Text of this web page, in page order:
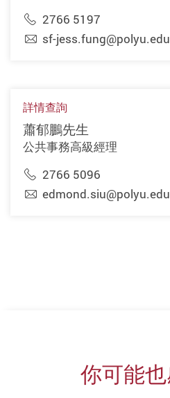
2766 5197
sf-
詳情查詢
蕭郁鵬先生
公共事務高級經理
2766 5096
你可能